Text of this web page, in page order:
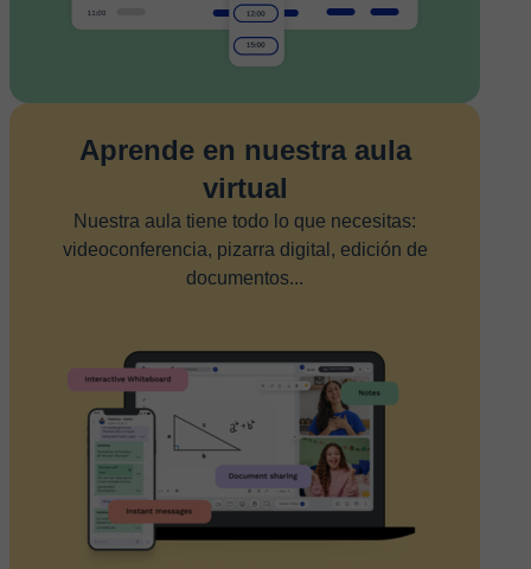
Aprende en nuestra aula
virtual
Nuestra aula tiene todo lo que necesitas:
videoconferencia, pizarra digital, edición de
documentos...